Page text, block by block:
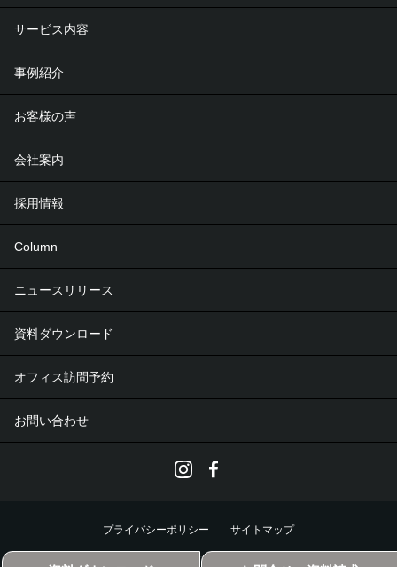
サービス内容
事例紹介
お客様の声
会社案内
採用情報
Column
ニュースリリース
資料ダウンロード
オフィス訪問予約
お問い合わせ
プライバシーポリシー サイトマップ